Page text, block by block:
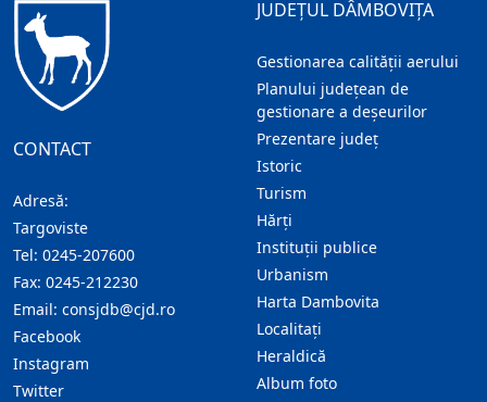
CONTACT
Adresă:
Targoviste
Tel: 0245-207600
Fax: 0245-212230
Email: consjdb@cjd.ro
Facebook
Instagram
Twitter
JUDEȚUL DÂMBOVIȚA
Gestionarea calității aerului
Planului județean de
gestionare a deșeurilor
Prezentare judeţ
Istoric
Turism
Hărţi
Instituţii publice
Urbanism
Harta Dambovita
Localitaţi
Heraldică
Album foto